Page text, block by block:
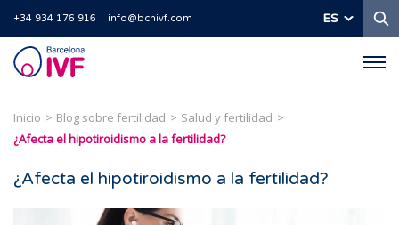
+34 934 176 916 info@bcnivf.com ES
Barcelona
IVF
Inicio Blog sobre fertilidad
Salud y fertilidad
¿Afecta el hipotiroidismo a la fertilidad?
¿Afecta el hipotiroidismo a la fertilidad?